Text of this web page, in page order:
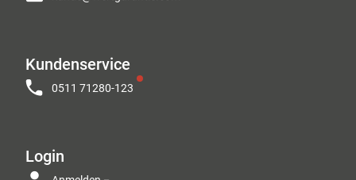
Kundenservice
0511 71280-123
Login